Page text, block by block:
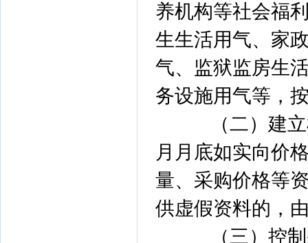
养机构等社会福
生生活用气、家
气、监狱监房生
务设施用气等，
（二）建立
月月底如实向价
量、采购价格等
供虚假资料的，
（三）控制